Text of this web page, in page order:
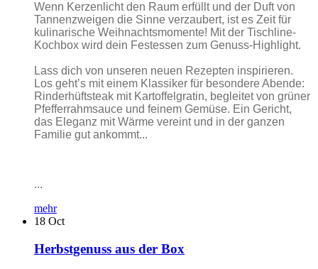
Wenn Kerzenlicht den Raum erfüllt und der Duft von
Tannenzweigen die Sinne verzaubert, ist es Zeit für
kulinarische Weihnachtsmomente! Mit der Tischline-
Kochbox wird dein Festessen zum Genuss-Highlight.
Lass dich von unseren neuen Rezepten inspirieren.
Los geht’s mit einem Klassiker für besondere Abende:
Rinderhüftsteak mit Kartoffelgratin, begleitet von grüner
Pfefferrahmsauce und feinem Gemüse. Ein Gericht,
das Eleganz mit Wärme vereint und in der ganzen
Familie gut ankommt...
...
mehr
18 Oct
Herbstgenuss aus der Box